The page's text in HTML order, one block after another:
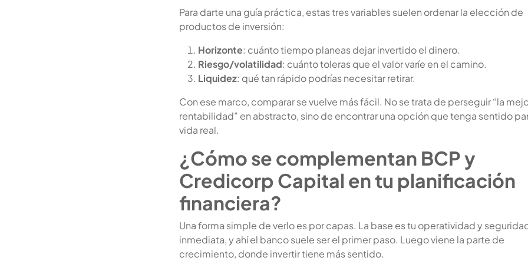
Para darte una guía práctica, estas tres variables suelen ordenar la elección de
productos de inversión:
Horizonte: cuánto tiempo planeas dejar invertido el dinero.
Riesgo/volatilidad: cuánto toleras que el valor varíe en el camino.
Liquidez: qué tan rápido podrías necesitar retirar.
Con ese marco, comparar se vuelve más fácil. No se trata de perseguir “la
rentabilidad” en abstracto, sino de encontrar una opción que tenga sentido
vida real.
¿Cómo se complementan BCP y
Credicorp Capital en tu planificación
financiera?
Una forma simple de verlo es por capas. La base es tu operatividad y
inmediata, y ahí el banco suele ser el primer paso. Luego viene la parte de
crecimiento, donde invertir tiene más sentido.